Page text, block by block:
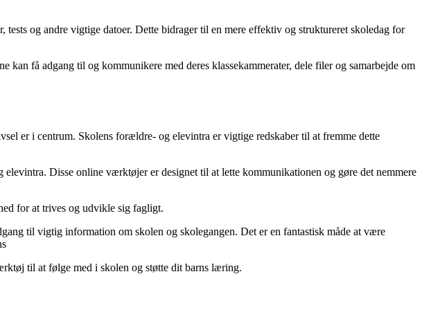
og andre vigtige datoer. Dette bidrager til en mere effektiv og struktureret skoledag for
få adgang til og kommunikere med deres klassekammerater, dele filer og samarbejde om
er i centrum. Skolens forældre- og elevintra er vigtige redskaber til at fremme dette
Disse online værktøjer er designet til at lette kommunikationen og gøre det nemmere
for at trives og udvikle sig fagligt.
til vigtig information om skolen og skolegangen. Det er en fantastisk måde at være
til at følge med i skolen og støtte dit barns læring.